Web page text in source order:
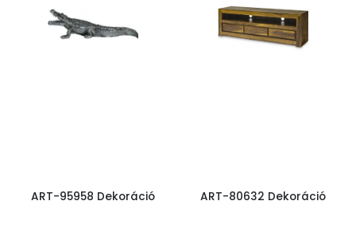
ART-95958 Dekoráció ART-80632 Dekoráció